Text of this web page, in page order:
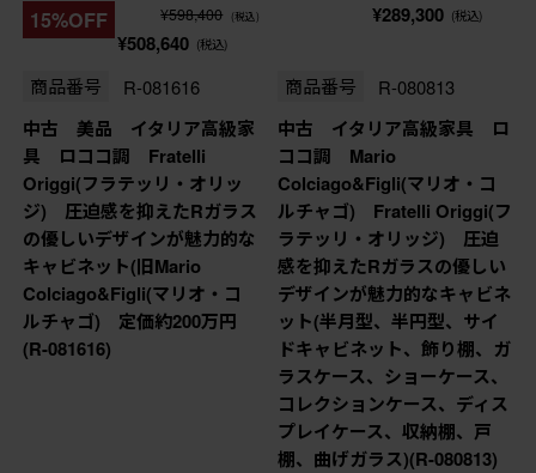
15%OFF ¥598,400 (税込)
¥508,640 (税込)
商品番号 R-081616
中古 美品 イタリア高級家
具 ロココ調 Fratelli
Origgi(フラテッリ・オリッ
ジ) 圧迫感を抑えたRガラス
の優しいデザインが魅力的な
キャビネット(旧Mario
Colciago&Figli(マリオ・コ
ルチャゴ) 定価約200万円
(R-081616)
¥289,300 (税込)
商品番号 R-080813
中古 イタリア高級家具 ロ
ココ調 Mario
Colciago&Figli(マリオ・コ
ルチャゴ) Fratelli Origgi(フ
ラテッリ・オリッジ) 圧迫
感を抑えたRガラスの優しい
デザインが魅力的なキャビネ
ット(半月型、半円型、サイ
ドキャビネット、飾り棚、ガ
ラスケース、ショーケース、
コレクションケース、ディス
プレイケース、収納棚、戸
棚、曲げガラス)(R-080813)